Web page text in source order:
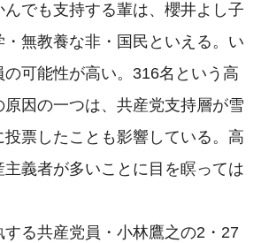
でも支持する輩は、櫻井よし子
無教養な非・国民といえる。い
可能性が高い。316名という高
因の一つは、共産党支持層が雪
投票したことも影響している。高
義者が多いことに目を瞑っては
する共産党員・小林鷹之の2・27